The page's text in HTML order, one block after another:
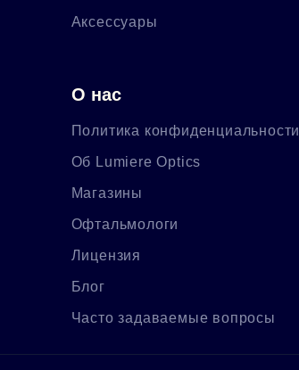
Аксессуары
О нас
Политика конфиденциальности
Об Lumiere Optics
Магазины
Офтальмологи
Лицензия
Блог
Часто задаваемые вопросы